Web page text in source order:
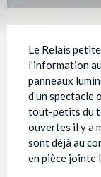
Le Relais
l’information
panneaux
d’un
tout-petits du
ouvertes il y a
sont déjà au
en pièce jointe